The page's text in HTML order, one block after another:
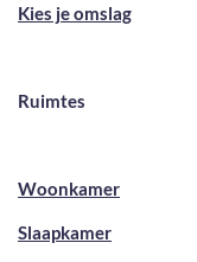
Kies je omslag
Ruimtes
Woonkamer
Slaapkamer